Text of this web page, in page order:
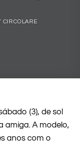
CIRCOLARE
(3), de sol
amiga. A modelo,
anos com o